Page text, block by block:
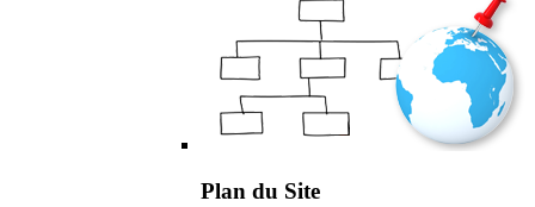
Plan du Site